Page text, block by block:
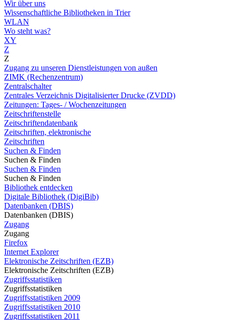
Wir über uns
Wissenschaftliche Bibliotheken in Trier
WLAN
Wo steht was?
XY
Z
Z
Zugang zu unseren Dienstleistungen von außen
ZIMK (Rechenzentrum)
Zentralschalter
Zentrales Verzeichnis Digitalisierter Drucke (ZVDD)
Zeitungen: Tages- / Wochenzeitungen
Zeitschriftenstelle
Zeitschriftendatenbank
Zeitschriften, elektronische
Zeitschriften
Suchen & Finden
Suchen & Finden
Suchen & Finden
Suchen & Finden
Bibliothek entdecken
Digitale Bibliothek (DigiBib)
Datenbanken (DBIS)
Datenbanken (DBIS)
Zugang
Zugang
Firefox
Internet Explorer
Elektronische Zeitschriften (EZB)
Elektronische Zeitschriften (EZB)
Zugriffsstatistiken
Zugriffsstatistiken
Zugriffsstatistiken 2009
Zugriffsstatistiken 2010
Zugriffsstatistiken 2011